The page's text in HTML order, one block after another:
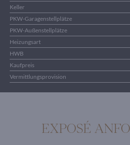
Keller
PKW-Garagenstellplätze
PKW-Außenstellplätze
Heizungsart
HWB
Kaufpreis
Vermittlungsprovision
EXPOSÉ